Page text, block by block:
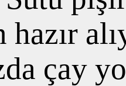
hazır
çay